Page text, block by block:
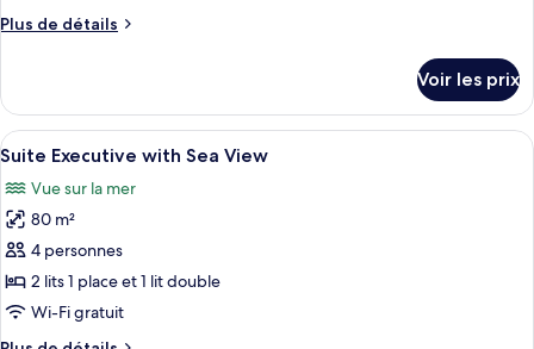
chambre :
with
Sea
Plus de détails
Plus
le
type
de
Suite
Master
Sea
View
Voir les prix
Afficher
toutes
les
photos
pour
ce
type
Minibar, coffres-forts dans les
6
Suite Executive with Sea View
Vue sur la mer
80 m²
4 personnes
2 lits 1 place et 1 lit double
Wi-Fi gratuit